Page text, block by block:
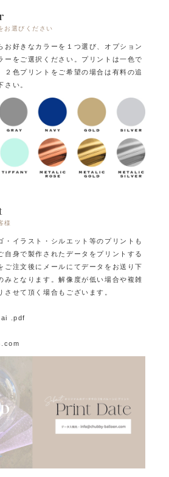
お選びください
お好きなカラーを１つ選び、オプション
ーをご選択ください。 プリントは一色で
２色プリントをご希望の場合は有料の追
さい。
様
・イラスト・シルエット等のプリントも
自身で製作されたデータをプリントする
ご注文後にメールにてデータをお送り下
みとなります。解像度が低い場合や複雑
させて頂く場合もございます。
.pdf